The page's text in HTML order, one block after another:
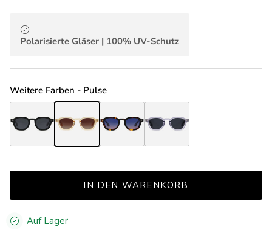
Polarisierte Gläser | 100% UV-Schutz
Weitere Farben - Pulse
IN DEN WARENKORB
Auf Lager